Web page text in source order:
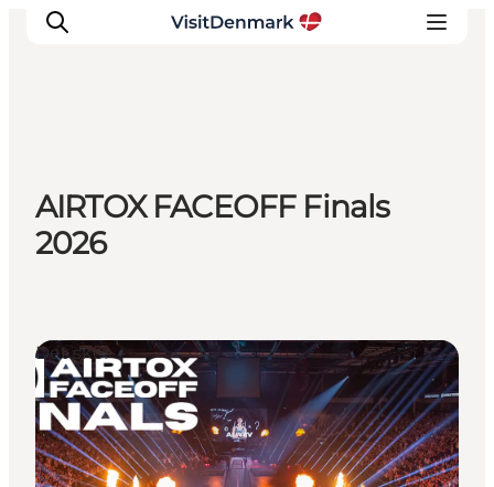
Inspiration
Destinationer
Oplevelser
AIRTOX FACEOFF Finals
2026
Det sker